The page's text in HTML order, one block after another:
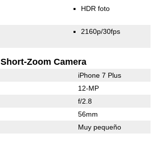
HDR foto
2160p/30fps
Short-Zoom Camera
iPhone 7 Plus
12-MP
f/2.8
56mm
Muy pequeño